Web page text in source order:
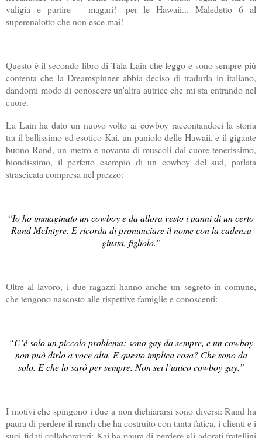
valigia e partire – magari!- per le Hawaii... Maledetto 6 al
superenalotto che non esce mai!
Questo è il secondo libro di Tala Lain che leggo e sono sempre più
contenta che la Dreamspinner abbia deciso di tradurla in italiano,
dandomi modo di conoscere un'altra autrice che mi sta entrando nel
cuore.
La Lain ha dato un nuovo volto ai cowboy raccontandoci la storia
tra il bellissimo ed esotico Kai, un paniolo delle Hawaii, e il gigante
buono Rand, un metro e novanta di muscoli dal cuore tenerissimo,
biondissimo, il perfetto esempio di un cowboy del sud, parlata
strascicata compresa nel prezzo:
“Io ho immaginato un cowboy e da allora vesto i panni di un certo
Rand McIntyre. E ricorda di pronunciare il nome con la cadenza
giusta, figliolo.”
Oltre al lavoro, i due ragazzi hanno anche un segreto in comune,
che tengono nascosto alle rispettive famiglie e conoscenti:
“C’è solo un piccolo problema: sono gay da sempre, e un cowboy
non può dirlo a voce alta. E questo implica cosa? Che sono da
solo. E che lo sarò per sempre. Non sei l’unico cowboy gay.”
I motivi che spingono i due a non dichiararsi sono diversi: Rand ha
paura di perdere il ranch che ha costruito con tanta fatica, i clienti e i
suoi fidati collaboratori; Kai ha paura di perdere gli adorati fratellini